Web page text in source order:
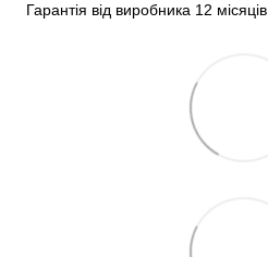
Гарантія від виробника 12 місяців.